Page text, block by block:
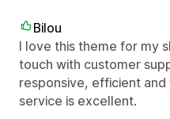
Bilou
I love this theme for my
touch with customer
responsive, efficient
service is excellent.